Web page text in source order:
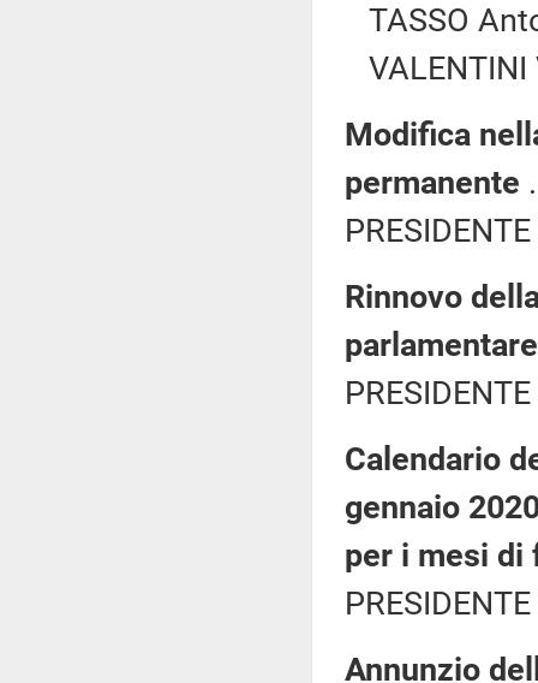
TASSO
Modifica
permanente
Rinnovo
Calendario
gennaio
per i mesi di
Annunzio